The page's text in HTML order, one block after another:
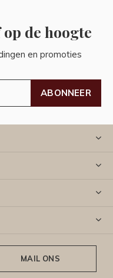
de hoogte
en promoties
ABONNEER
MAIL ONS